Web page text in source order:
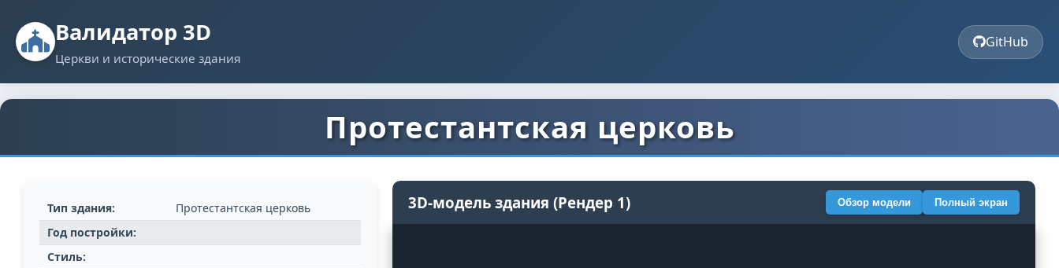
Валидатор 3D
Церкви и исторические здания
GitHub
Протестантская церковь
Тип здания:
Протестантская церковь
Год постройки:
Стиль:
3D-модель здания (Рендер 1) Обзор модели Полный экран